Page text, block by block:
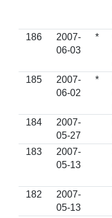
186
2007-
06-03
*
185
2007-
06-02
*
184
2007-
05-27
183
2007-
05-13
182
2007-
05-13